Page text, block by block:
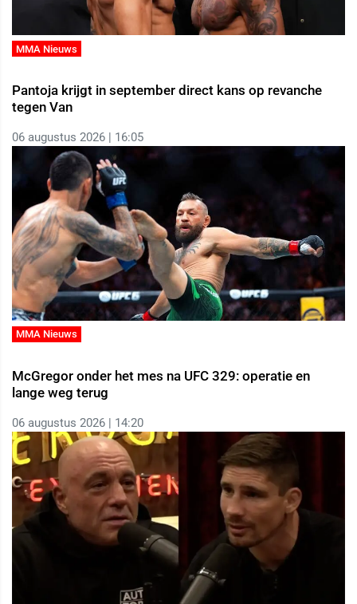
MMA Nieuws
Pantoja krijgt in september direct kans op revanche
tegen Van
06 augustus 2026 | 16:05
MMA Nieuws
McGregor onder het mes na UFC 329: operatie en
lange weg terug
06 augustus 2026 | 14:20